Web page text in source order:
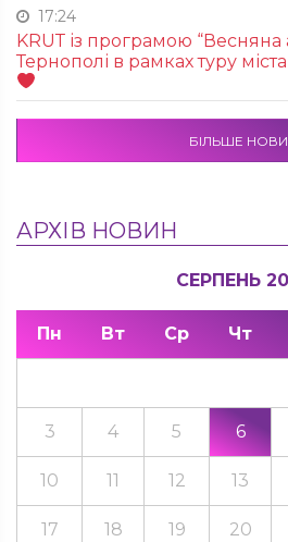
17:24
KRUТ із програмою “Весняна
Тернополі в рамках туру
БІЛЬШЕ
АРХІВ НОВИН
СЕРПЕНЬ
Пн Вт Ср Чт
3 4 5 6
10 11 12 13
17 18 19 20